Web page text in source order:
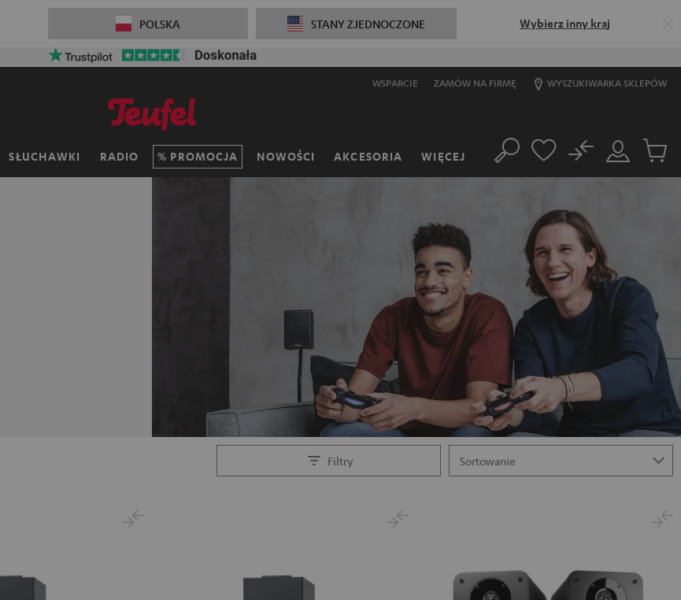
POLSKA STANY ZJEDNOCZONE Wybierz inny kraj
WSPARCIE ZAMÓW NA FIRMĘ WYSZUKIWARKA SKLEPÓW
SŁUCHAWKI RADIO PROMOCJA NOWOŚCI AKCESORIA WIĘCEJ Szukaj
Moje
konto
No
Filtry